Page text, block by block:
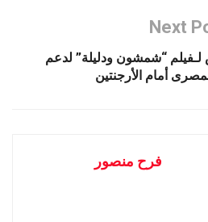
Next
“شمشون ودليلة” لدعم
أمام الأرجنتين
فرح منصور